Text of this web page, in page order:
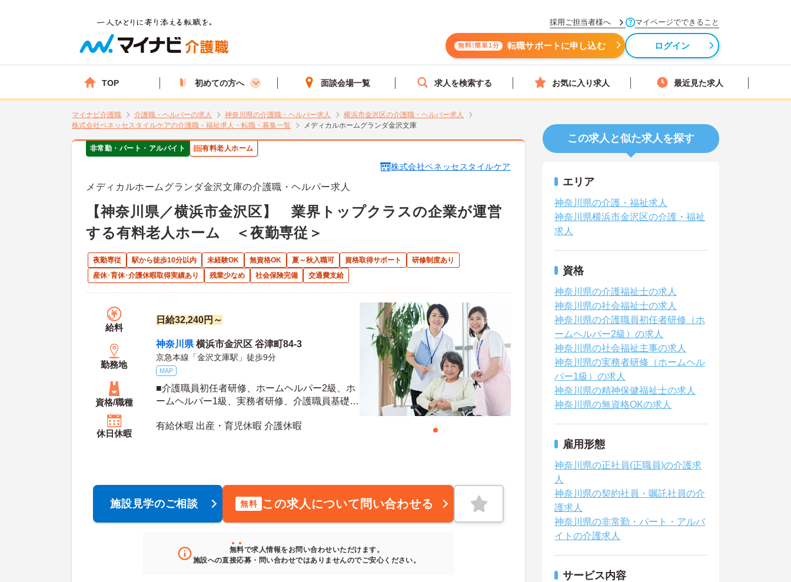
採用ご担当者様へ マイページでできること
無料!簡単1分 転職サポートに申し込む ログイン
TOP 初めての方へ 面談会場一覧 求人を検索する お気に入り求人 最近見た求人
マイナビ介護職 介護職・ヘルパーの求人 神奈川県の介護職・ヘルパー求人
横浜市金沢区の介護職・ヘルパー求人
株式会社ベネッセスタイルケアの介護職・福祉求人・転職・募集一覧
メディカルホームグランダ金沢文庫
非常勤・パート・アルバイト 有料老人ホーム
株式会社ベネッセスタイルケア
メディカルホームグランダ金沢文庫の介護職・ヘルパー求人
【神奈川県／横浜市金沢区】 業界トップクラスの企業が運営
する有料老人ホーム ＜夜勤専従＞
夜勤専従 駅から徒歩10分以内 未経験OK 無資格OK 夏～秋入職可 資格取得サポート
研修制度あり
産休･育休･介護休暇取得実績あり
残業少なめ 社会保険完備 交通費支給
給料
日給32,240円～
勤務地
神奈川県 横浜市金沢区 谷津町84-3
京急本線「金沢文庫駅」徒歩9分
MAP
資格/職種
■介護職員初任者研修、ホームヘルパー2級、ホ
ームヘルパー1級、実務者研修、介護職員基礎研
お持ちでない方も相談可
休日休暇
有給休暇 出産・育児休暇 介護休暇
施設見学のご相談 無料 この求人について問い合わせる
無料で求人情報をお問い合わせいただけます。
施設への直接応募・問い合わせではありませんのでご安心ください。
この求人と似た求人を探す
エリア
神奈川県の介護・福祉求人
神奈川県横浜市金沢区の介護・福祉
求人
資格
神奈川県の介護福祉士の求人
神奈川県の社会福祉士の求人
神奈川県の介護職員初任者研修（ホ
ームヘルパー2級）の求人
神奈川県の社会福祉主事の求人
神奈川県の実務者研修（ホームヘル
パー1級）の求人
神奈川県の精神保健福祉士の求人
神奈川県の無資格OKの求人
雇用形態
神奈川県の正社員(正職員)の介護求
人
神奈川県の契約社員・嘱託社員の介
護求人
神奈川県の非常勤・パート・アルバ
イトの介護求人
サービス内容